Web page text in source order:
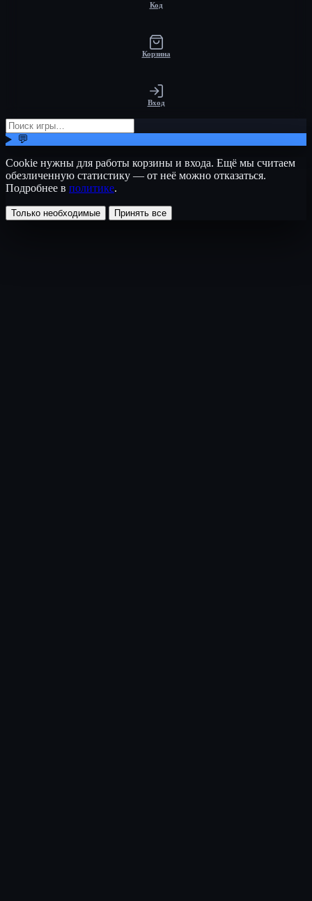
Код
Корзина
Вход
💬
Cookie нужны для работы корзины и входа. Ещё мы считаем
обезличенную статистику — от неё можно отказаться.
Подробнее в политике.
Только необходимые Принять все